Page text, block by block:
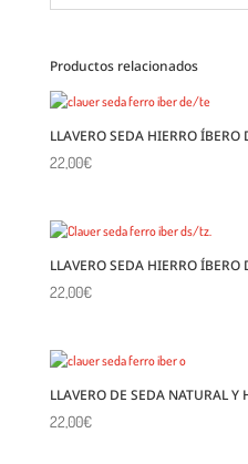
Productos relacionados
LLAVERO SEDA HIERRO ÍBERO
22,00€
LLAVERO SEDA HIERRO ÍBERO
22,00€
LLAVERO DE SEDA NATURAL Y
22,00€